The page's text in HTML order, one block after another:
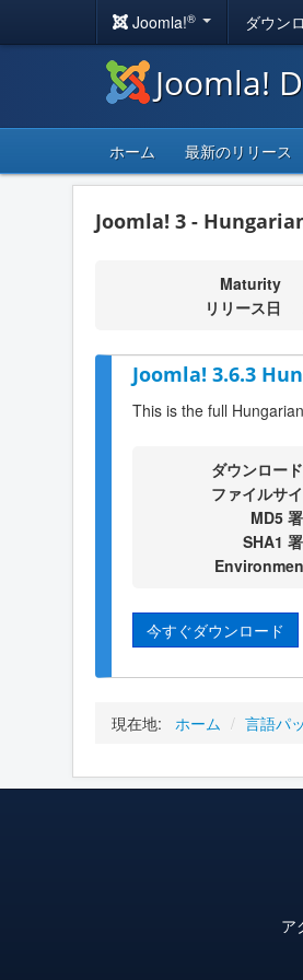
Joomla!® ダウン
Joomla!
ホーム 最新のリリース
Joomla! 3 -
Maturity
リリース日
Joomla! 3.6.3
This is the full
ダウンロー
ファイルサ
MD5
SHA1
今すぐダウンロード
現在地: ホーム / 言語パ
ア